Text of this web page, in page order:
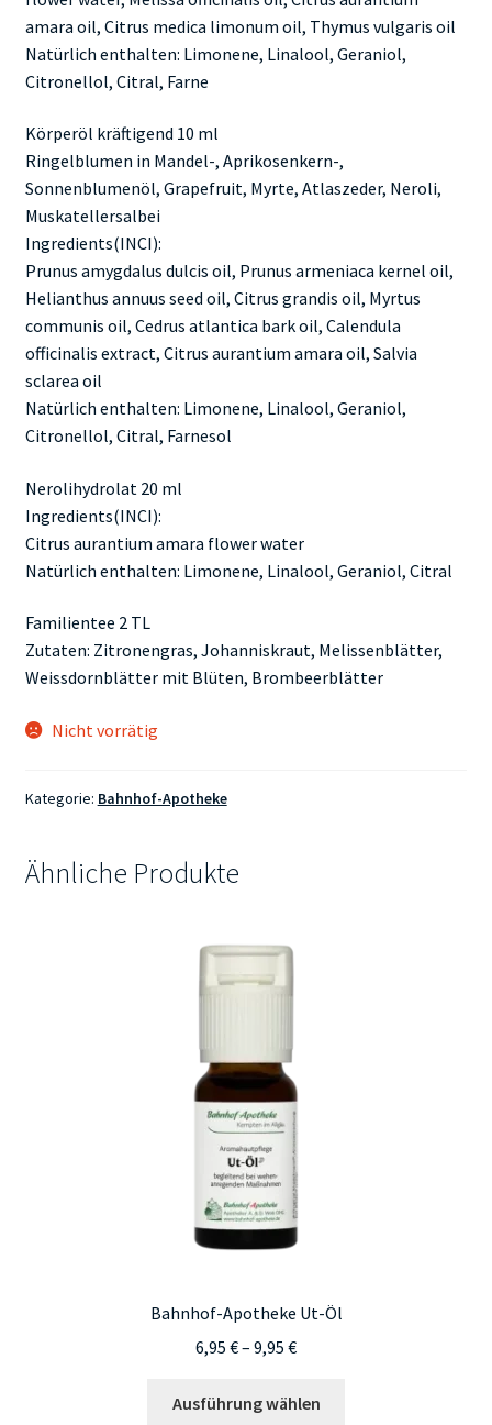
amara oil, Citrus medica limonum oil, Thymus vulgaris oil
Natürlich enthalten: Limonene, Linalool, Geraniol,
Citronellol, Citral, Farne
Körperöl kräftigend 10 ml
Ringelblumen in Mandel-, Aprikosenkern-,
Sonnenblumenöl, Grapefruit, Myrte, Atlaszeder, Neroli,
Muskatellersalbei
Ingredients(INCI):
Prunus amygdalus dulcis oil, Prunus armeniaca kernel oil,
Helianthus annuus seed oil, Citrus grandis oil, Myrtus
communis oil, Cedrus atlantica bark oil, Calendula
officinalis extract, Citrus aurantium amara oil, Salvia
sclarea oil
Natürlich enthalten: Limonene, Linalool, Geraniol,
Citronellol, Citral, Farnesol
Nerolihydrolat 20 ml
Ingredients(INCI):
Citrus aurantium amara flower water
Natürlich enthalten: Limonene, Linalool, Geraniol, Citral
Familientee 2 TL
Zutaten: Zitronengras, Johanniskraut, Melissenblätter,
Weissdornblätter mit Blüten, Brombeerblätter
Nicht vorrätig
Kategorie: Bahnhof-Apotheke
Ähnliche Produkte
Bahnhof-Apotheke Ut-Öl
6,95 €– 9,95 €Preisspanne:
bis
Ausführung wählen